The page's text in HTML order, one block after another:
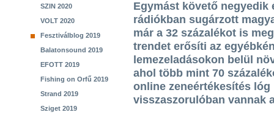
SZIN 2020
VOLT 2020
Fesztiválblog 2019
Balatonsound 2019
EFOTT 2019
Fishing on Orfű 2019
Strand 2019
Sziget 2019
Egymást követő negyedik
rádiókban sugárzott
már a 32 százalékot is
trendet erősíti az
lemezeladásokon belül
ahol több mint 70
online zeneértékesítés
visszaszorulóban vannak